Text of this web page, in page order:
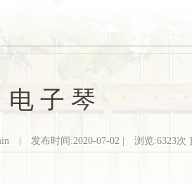
电 子 琴
| 发布时间:2020-07-02 | 浏览:6323次 ]